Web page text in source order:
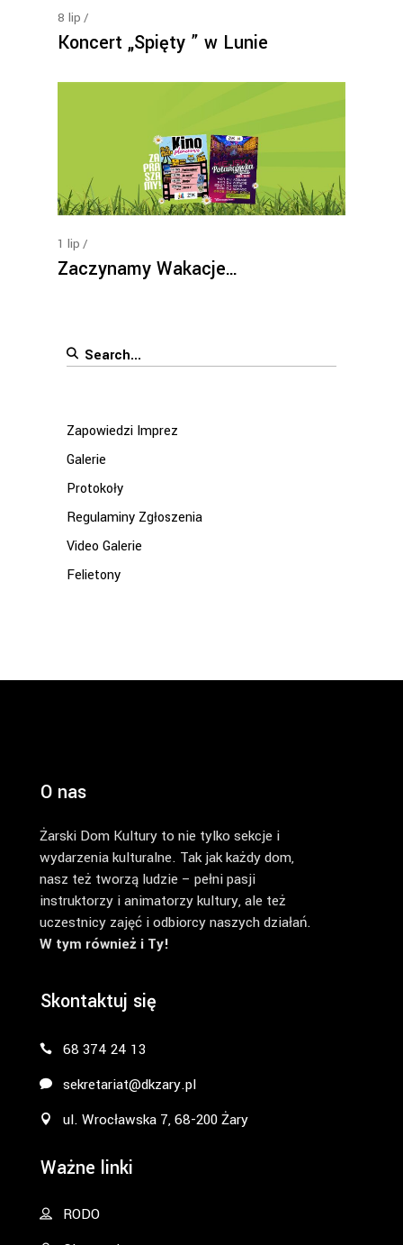
8 lip
Koncert „Spięty ” w Lunie
1 lip
Zaczynamy Wakacje…
Search
Zapowiedzi Imprez
Galerie
Protokoły
Regulaminy Zgłoszenia
Video Galerie
Felietony
O nas
Żarski Dom Kultury to nie tylko sekcje i
wydarzenia kulturalne. Tak jak każdy dom,
nasz też tworzą ludzie – pełni pasji
instruktorzy i animatorzy kultury, ale też
uczestnicy zajęć i odbiorcy naszych działań.
W tym również i Ty!
Skontaktuj się
68 374 24 13
sekretariat@dkzary.pl
ul. Wrocławska 7, 68-200 Żary
Ważne linki
RODO